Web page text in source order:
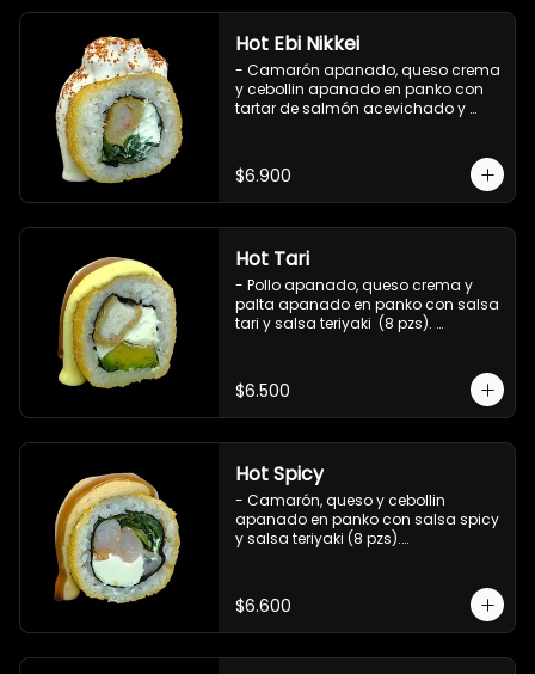
Hot Ebi Nikkei
- Camarón apanado, queso crema
y cebollin apanado en panko con
tartar de salmón acevichado y
$6.900
Hot Tari
- Pollo apanado, queso crema y
palta apanado en panko con salsa
tari y salsa teriyaki  (8 pzs).
$6.500
Hot Spicy
- Camarón, queso y cebollin
apanado en panko con salsa spicy
y salsa teriyaki (8 pzs).
$6.600